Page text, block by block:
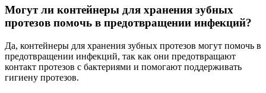
Могут ли контейнеры для хранения зубных
протезов помочь в предотвращении инфекций?
Да, контейнеры для хранения зубных протезов могут помочь в
предотвращении инфекций, так как они предотвращают
контакт протезов с бактериями и помогают поддерживать
гигиену протезов.